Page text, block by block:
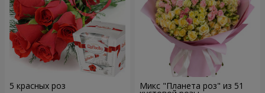
5 красных роз Микс "Планета роз" из 51